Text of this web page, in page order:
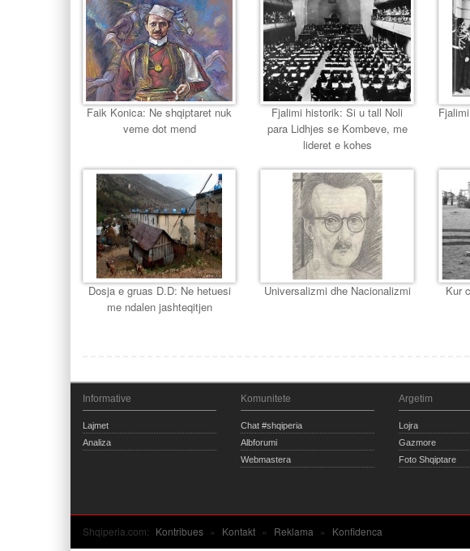
Faik Konica: Ne shqiptaret nuk
veme dot mend
Fjalimi historik: Si u tall Noli
para Lidhjes se Kombeve, me
lideret e kohes
Dosja e gruas D.D: Ne hetuesi
me ndalen jashteqitjen
Universalizmi dhe Nacionalizmi
Kur
Informative
Lajmet
Analiza
Komunitete
Chat #shqiperia
Albforumi
Webmastera
Argetim
Lojra
Gazmore
Foto Shqiptare
Shqiperia.com: Kontribues » Kontakt » Reklama » Konfidenca